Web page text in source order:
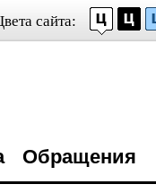
сайта:
Обращения